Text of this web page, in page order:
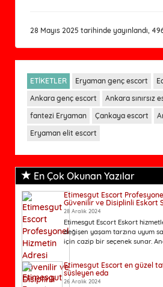
28 Mayıs 2025 tarihinde yayınlandı,
ETİKETLER Eryaman genç escort
Ankara genç escort
Ankara sınırsız
fantezi Eryaman
Çankaya escort
Eryaman elit escort
En Çok Okunan Yazılar
Etimesgut Escort
Güvenilir ve Disiplinli Eskort
28 Aralık 2024
Etimesgut Escort Eskort
değişen yaşam tarzına uyum
için cazip bir seçenek sunar.
Etimesgut Escort en güzel
süsleyen eda
26 Aralık 2024